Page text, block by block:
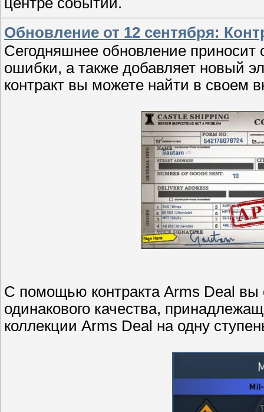
Обновление от 12 сентября:
Сегодняшнее обновление приносит
ошибки, а также добавляет новый
контракт вы можете найти в своем
С помощью контракта Arms Deal вы
одинакового качества,
коллекции Arms Deal на одну